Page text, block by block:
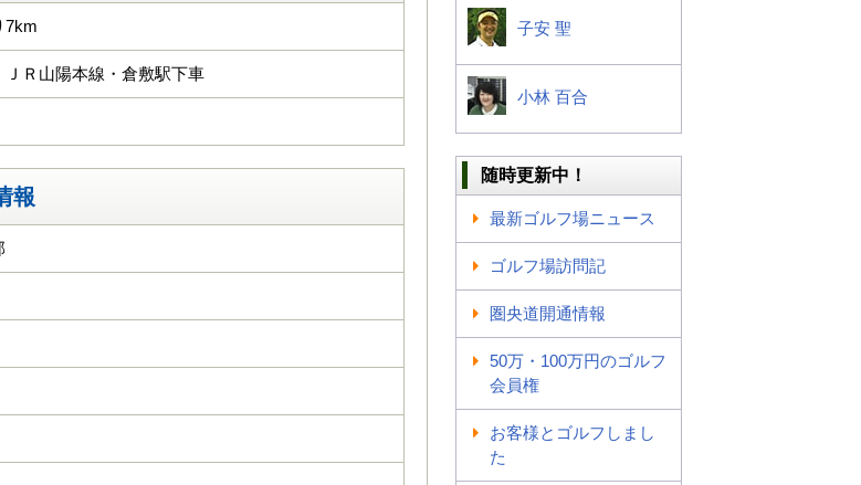
7km
Ｒ山陽本線・倉敷駅下車
報
子安 聖
小林 百合
随時更新中！
最新ゴルフ場ニュース
ゴルフ場訪問記
圏央道開通情報
50万・100万円のゴルフ
会員権
お客様とゴルフしまし
た